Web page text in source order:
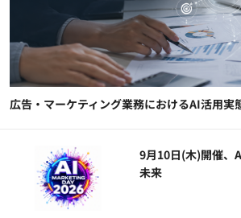
広告・マーケティング業務におけるAI活用実
9月10日(木)開催、
未来